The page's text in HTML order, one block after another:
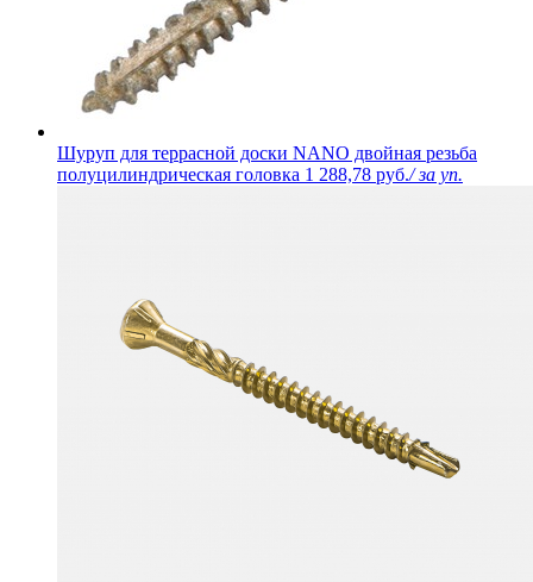
Шуруп для террасной доски NANO двойная резьба
полуцилиндрическая головка 1 288,78 руб./ за уп.